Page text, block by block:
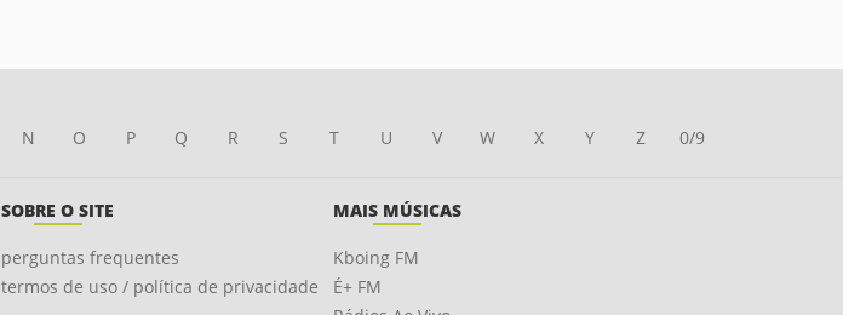
N O P Q R S T U V W X Y Z 0/9
SOBRE O SITE
perguntas frequentes
termos de uso / política de privacidade
MAIS MÚSICAS
Kboing FM
É+ FM